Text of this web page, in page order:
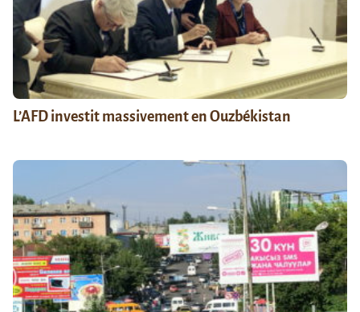
L’AFD investit massivement en Ouzbékistan